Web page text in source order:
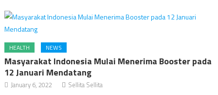
HEALTH NEWS
Masyarakat Indonesia Mulai Menerima Booster pada
12 Januari Mendatang
January 6, 2022 Sellita Sellita